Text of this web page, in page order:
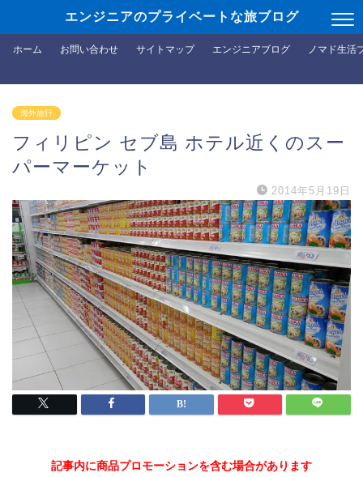
エンジニアのプライベートな旅ブログ
ホーム お問い合わせ サイトマップ エンジニアブログ ノマド生活
海外旅行
フィリピン セブ島 ホテル近くのスー
パーマーケット
2014年5月19日
記事内に商品プロモーションを含む場合があります